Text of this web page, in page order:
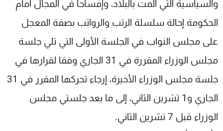
والسياسية التي ألمت بالبلاد، وإفساحا في المجال أمام
الحكومة إحالة سلسلة الرتب والرواتب بصفة المعجل
على مجلس النواب في الجلسة الأولى التي تلي جلسة
مجلس الوزراء المقررة في 31 الجاري وفقا لقرارها في
جلسة مجلس الوزراء الأخيرة، إرجاء تحركها المقرر في 31
الجاري و1 تشرين الثاني، إلى ما بعد جلستي مجلس
الوزراء قبل 7 تشرين الثاني.